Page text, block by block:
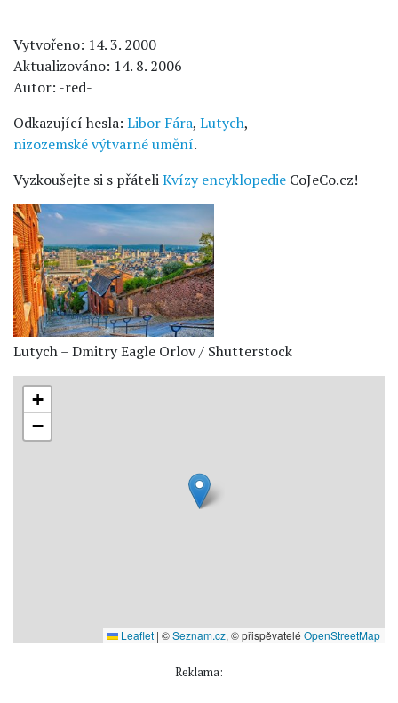
Vytvořeno: 14. 3. 2000
Aktualizováno: 14. 8. 2006
Autor: -red-
Odkazující hesla: Libor Fára, Lutych,
nizozemské výtvarné umění.
Vyzkoušejte si s přáteliKvízy encyklopedie CoJeCo.cz!
Lutych – Dmitry Eagle Orlov / Shutterstock
+
−
Leaflet | ©Seznam.cz, © přispěvatelé OpenStreetMap
Reklama: